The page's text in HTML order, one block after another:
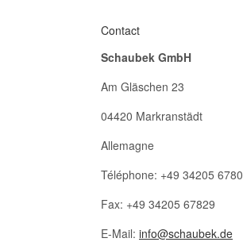
Contact
Schaubek GmbH
Am Gläschen 23
04420 Markranstädt
Allemagne
Téléphone: +49 34205 6780
Fax: +49 34205 67829
E-Mail: info@schaubek.de